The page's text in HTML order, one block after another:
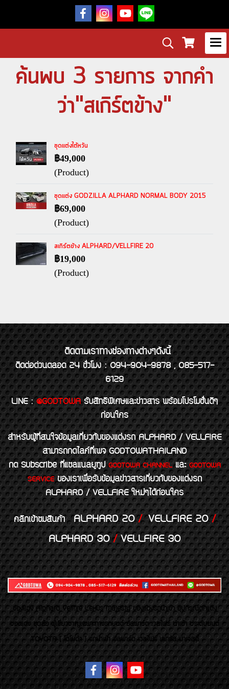
ค้นพบ 3 รายการ จากคำ
ว่า"สเกิร์ตข้าง"
ชุดแต่งไต้หวัน
฿49,000
(Product)
ชุดแต่ง GODZILLA ALPHARD NORMAL BODY 2015
฿69,000
(Product)
สเกิร์ตข้าง ALPHARD/VELLFIRE 20
฿19,000
(Product)
ติดตามเราทางช่องทางต่างๆดังนี้
ติดต่อด่วนตลอด 24 ชั่วโมง : 094-904-9878 , 085-517-
6129
LINE : @GODTOWA รับสิทธิพิเศษและข่าวสาร พร้อมโปรโมชั่นดีๆ
ก่อนใคร
สำหรับผู้ที่สนใจข้อมูลเกี่ยวกับของแต่งรถ ALPHARD / VELLFIRE
สามารถกดไลค์ที่เพจ GODTOWATHAILAND
กด Subscribe ที่แชลแนลยูทูปGODTOWA CHANNELและGODTOWA
SERVICEของเราเพื่อรับข้อมูลข่าวสารเกี่ยวกับของแต่งรถ
ALPHARD / VELLFIRE ใหม่ๆได้ก่อนใคร
คลิกเข้าชมสินค้า ALPHARD 20/VELLFIRE 20/
ALPHARD 30/VELLFIRE 30
ของเเต่ง Alphard Vellfire Lexus Majesty ของเเต่งรถนำเข้า อุปกรณ์ตกแต่ง
ของแต่ง ชุดล้อ ผู้เชี่ยวชาญเฉพาะทางรถยนต์ อัลพาร์ด เวลไฟร์ นำเข้า ประดับยนต์
TOYOTA ( โตโยต้า ) รถนำเข้า อัลพาร์ด เวลไฟร์ เลกซัส มาเจสตี้